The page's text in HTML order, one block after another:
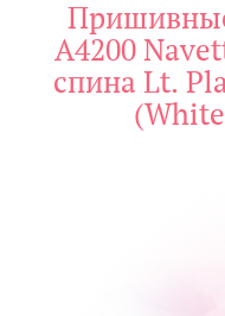
A4200
спина Lt.